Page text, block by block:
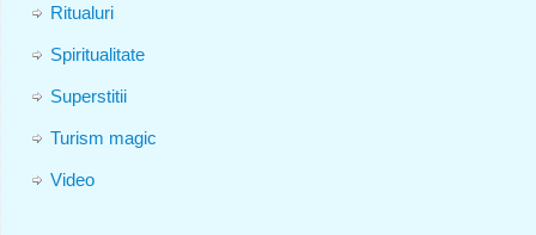
Ritualuri
Spiritualitate
Superstitii
Turism magic
Video